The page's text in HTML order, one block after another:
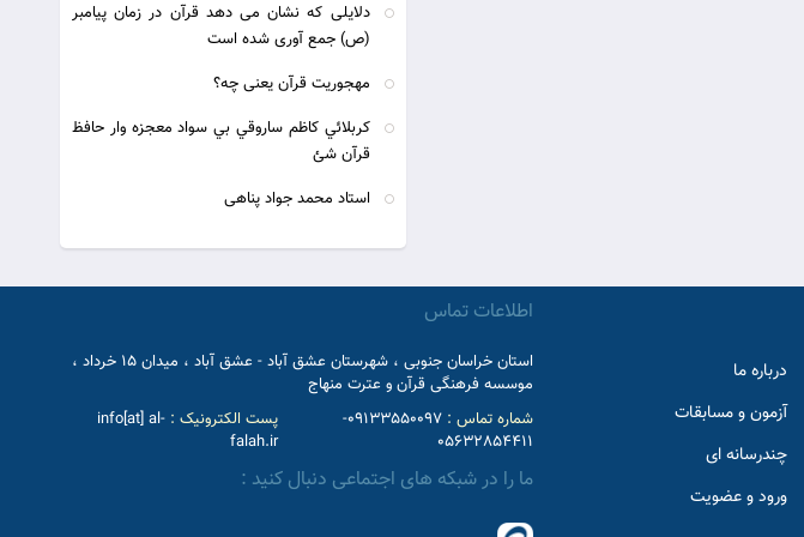
دلایلی که نشان می دهد قرآن در زمان پیامبر
(ص) جمع آوری شده است
مهجوریت قرآن یعنی چه؟
كربلائي كاظم ساروقي بي سواد معجزه وار حافظ
قرآن شئ
استاد محمد جواد پناهی
درباره ما
آزمون و مسابقات
چندرسانه ای
ورود و عضویت
اطلاعات تماس
استان خراسان جنوبی ، شهرستان عشق آباد - عشق آباد ، میدان 15 خرداد ،
موسسه فرهنگی قرآن و عترت منهاج
شماره تماس :
09133550097-
05632854411
پست الکترونیک : info[at] al-
falah.ir
ما را در شبکه های اجتماعی دنبال کنید :